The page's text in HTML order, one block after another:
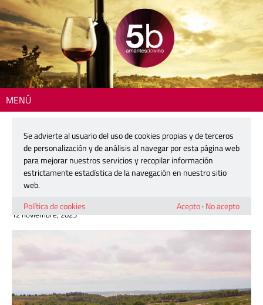
MENÚ
celebrando 60 años de cooperación y compromiso
Coviñas se une a la marca ‘Producto
Cooperativo’, celebrando 60 años de
cooperación y compromiso
12 noviembre, 2025
Se advierte al usuario del uso de cookies propias y de terceros
de personalización y de análisis al navegar por esta página web
para mejorar nuestros servicios y recopilar información
estrictamente estadística de la navegación en nuestro sitio
web.
Política de cookies
Acepto· No acepto